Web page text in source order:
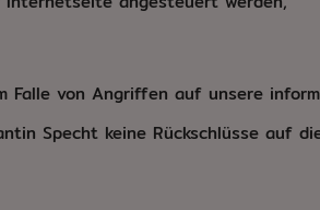
von Angriffen auf unsere
Specht keine Rückschlüsse auf